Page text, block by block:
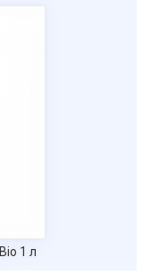
Дозатор локтевой настенный Вio 1 л